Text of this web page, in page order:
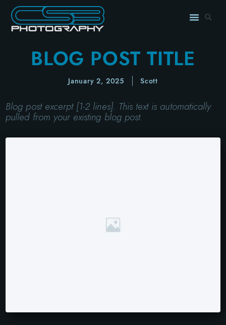
BLOG POST TITLE
January 2, 2025 Scott
Blog post excerpt [1-2 lines]. This text is automatically
pulled from your existing blog post.